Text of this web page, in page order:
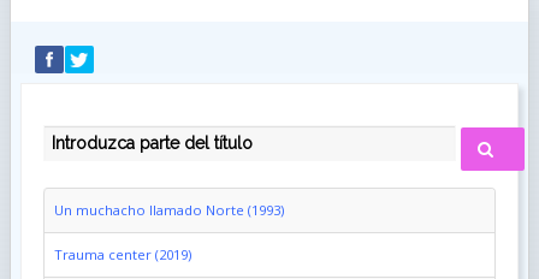
INTRODUZCA PARTE DEL TÍTULO
Un muchacho llamado Norte (1993)
Trauma center (2019)